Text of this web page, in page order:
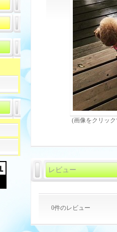
(画像をクリッ
レビュー
0件のレビュー